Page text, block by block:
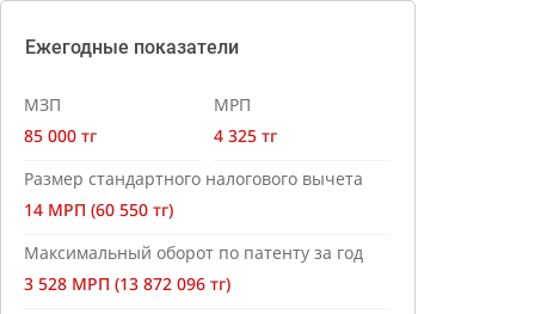
Ежегодные показатели
МЗП
85 000 тг
МРП
4 325 тг
Размер стандартного налогового вычета
14 МРП (60 550 тг)
Максимальный оборот по патенту за год
3 528 МРП (13 872 096 тг)